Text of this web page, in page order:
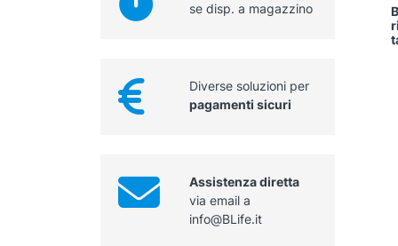
se disp. a magazzino
Diverse soluzioni per
pagamenti sicuri
Assistenza diretta
via email a
info@BLife.it